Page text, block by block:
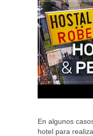
En algunos
hotel para